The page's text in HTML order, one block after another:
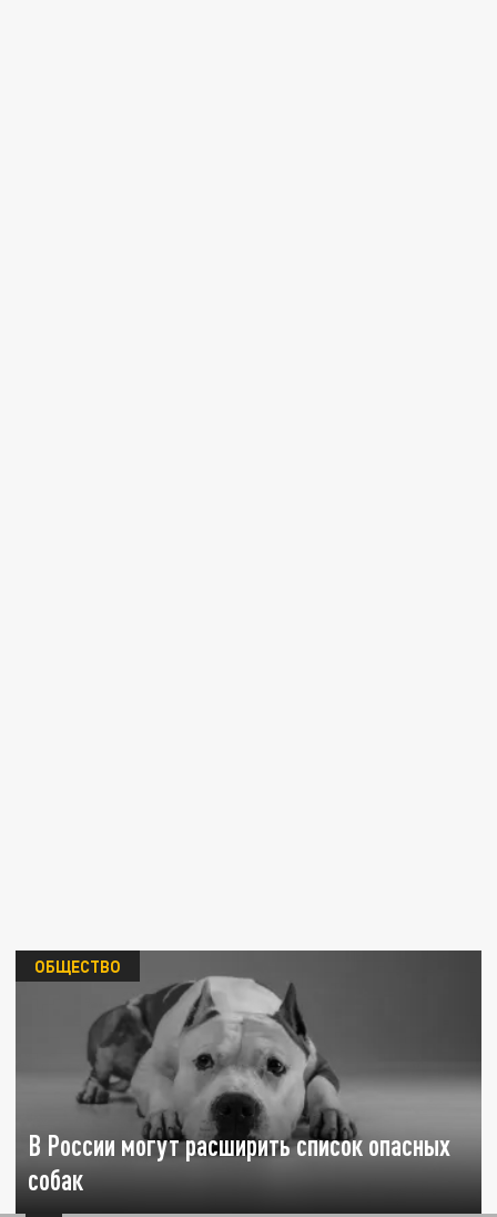
В России могут расширить список опасных
собак
ОБЩЕСТВО